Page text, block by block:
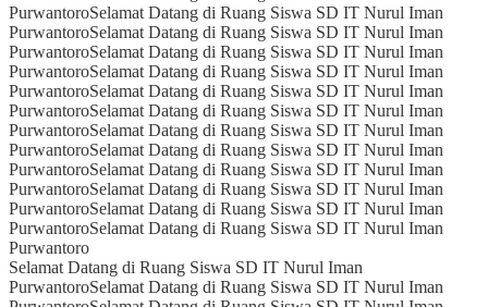
PurwantoroSelamat Datang di Ruang Siswa SD IT Nurul Iman
PurwantoroSelamat Datang di Ruang Siswa SD IT Nurul Iman
PurwantoroSelamat Datang di Ruang Siswa SD IT Nurul Iman
PurwantoroSelamat Datang di Ruang Siswa SD IT Nurul Iman
PurwantoroSelamat Datang di Ruang Siswa SD IT Nurul Iman
PurwantoroSelamat Datang di Ruang Siswa SD IT Nurul Iman
PurwantoroSelamat Datang di Ruang Siswa SD IT Nurul Iman
PurwantoroSelamat Datang di Ruang Siswa SD IT Nurul Iman
PurwantoroSelamat Datang di Ruang Siswa SD IT Nurul Iman
PurwantoroSelamat Datang di Ruang Siswa SD IT Nurul Iman
PurwantoroSelamat Datang di Ruang Siswa SD IT Nurul Iman
PurwantoroSelamat Datang di Ruang Siswa SD IT Nurul Iman
Purwantoro
Selamat Datang di Ruang Siswa SD IT Nurul Iman
PurwantoroSelamat Datang di Ruang Siswa SD IT Nurul Iman